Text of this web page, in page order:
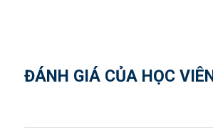
ĐÁNH GIÁ CỦA HỌC VIÊN